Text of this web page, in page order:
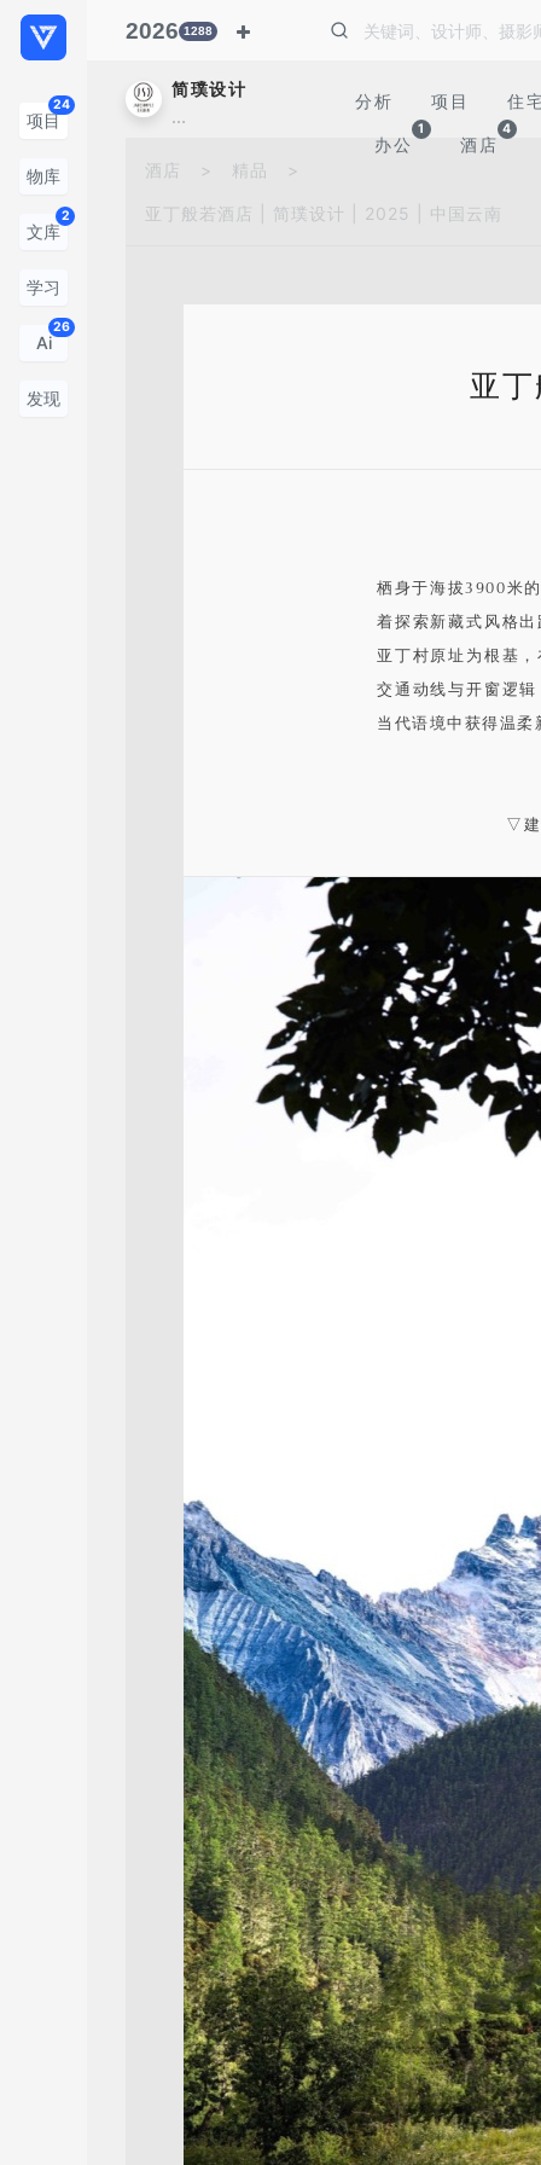
项目
24
物库
文库
2
学习
Ai
26
发现
2026 1288
简璞设计
…
分析 项目 住
办公
1
酒店
4
酒店 > 精品 >
亚丁般若酒店 | 简璞设计 | 2025 | 中国云南
亚
栖身于海拔3900米
着探索新藏式风格
亚丁村原址为根基
交通动线与开窗逻
当代语境中获得温柔
▽